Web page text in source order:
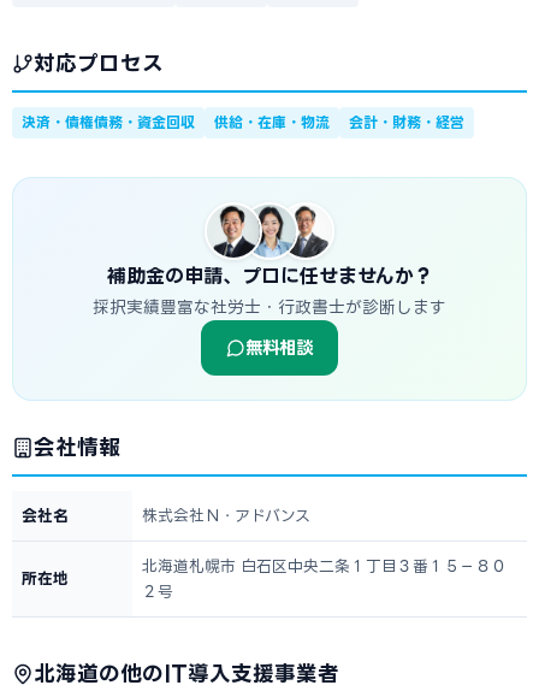
対応プロセス
決済・債権債務・資金回収 供給・在庫・物流 会計・財務・経営
補助金の申請、プロに任せませんか？
採択実績豊富な社労士・行政書士が診断します
無料相談
会社情報
会社名 株式会社Ｎ・アドバンス
所在地
北海道札幌市 白石区中央二条１丁目３番１５－８０
２号
北海道の他のIT導入支援事業者